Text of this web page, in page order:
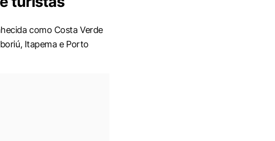
como Costa Verde
Itapema e Porto